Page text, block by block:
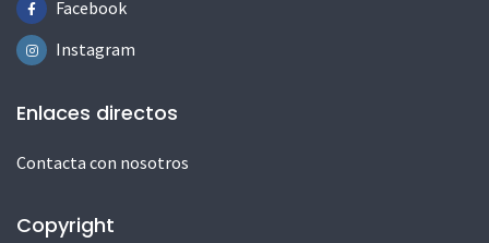
Facebook
Instagram
Enlaces directos
Contacta con nosotros
Copyright